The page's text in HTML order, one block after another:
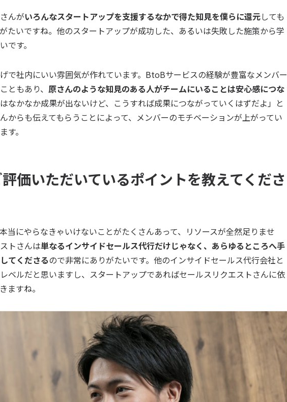
んがいろんなスタートアップを支援するなかで得た知見を僕らに還元しても
たいですね。他のスタートアップが成功した、あるいは失敗した施策から学
です。
で社内にいい雰囲気が作れています。BtoBサービスの経験が豊富なメンバー
ともあり、 原さんのような知見のある人がチームにいることは安心感につな
なかなか成果が出ないけど、こうすれば成果につながっていくはずだよ」と
からも伝えてもらうことによって、メンバーのモチベーションが上がってい
す。
価いただいているポイントを教えてくださ
当にやらなきゃいけないことがたくさんあって、リソースが全然足りませ
トさんは単なるインサイドセールス代行だけじゃなく、あらゆるところへ手
てくださるので非常にありがたいです。他のインサイドセールス代行会社と
ベルだと思いますし、スタートアップであればセールスリクエストさんに依
ますね。